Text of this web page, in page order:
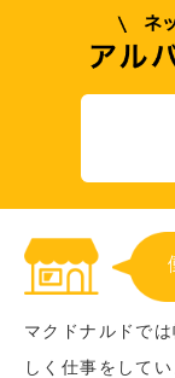
マクドナルドで
しく仕事をしてい